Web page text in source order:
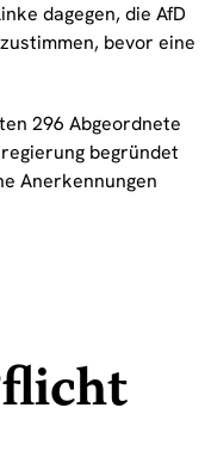
dagegen, die AfD
bevor eine
296 Abgeordnete
begründet
Anerkennungen